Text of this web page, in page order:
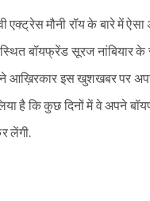
एक्ट्रेस मौनी रॉय के बारे में ऐसा
बॉयफ्रेंड सूरज नांबियार
आख़िरकार इस खुशखबर पर
है कि कुछ दिनों में वे अपने
लेंगी.